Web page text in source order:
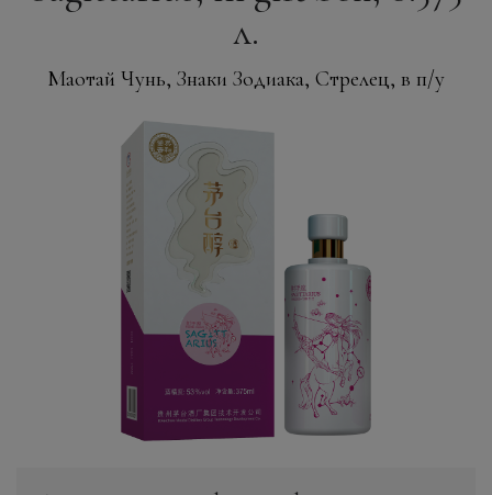
л.
Маотай Чунь, Знаки Зодиака, Стрелец, в п/у